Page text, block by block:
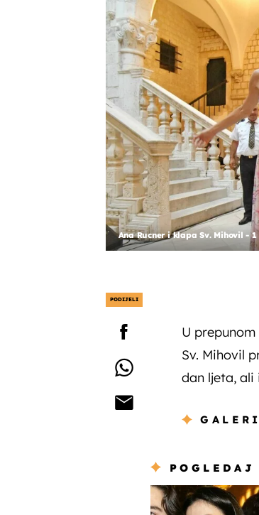
Ana Rucner i klapa Sv. Mihovil - 1
PODIJELI
U
Sv. Mihovil
dan ljeta, ali
POGLEDAJ